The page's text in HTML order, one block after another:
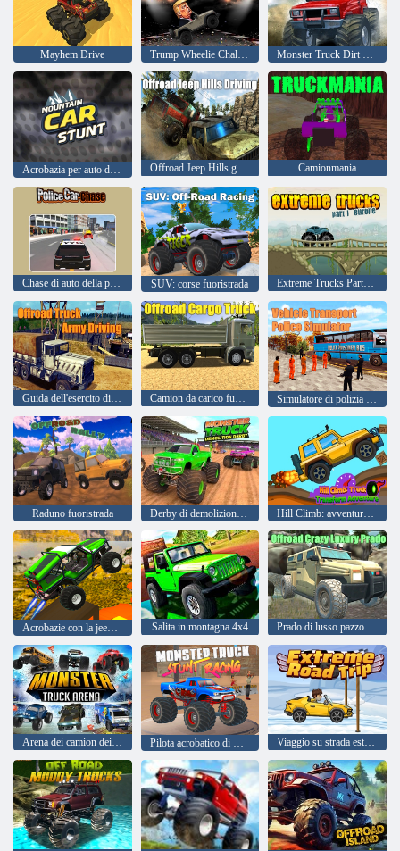
Mayhem Drive Trump Wheelie Challenge
Offroad Jeep Hills guidando Camionmania
Chase di auto della polizia SUV: corse fuoristrada Extreme Trucks Parte 1 Europa
Simulatore di polizia per il trasporto di veicoli
Raduno fuoristrada Derby di demolizione di Monster Truck
Acrobazie con la jeep dei mostri Salita in montagna 4x4 Prado di lusso pazzo fuoristrada
Arena dei camion dei mostri Pilota acrobatico di Monster Truck Viaggio su strada estremo